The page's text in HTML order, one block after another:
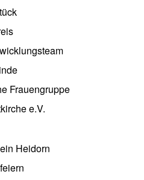
Frauengruppe
e.V.
von Senioren
Heidorn